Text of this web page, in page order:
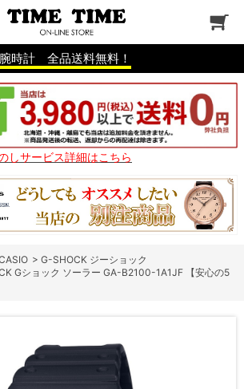
腕時計 全品送料無料！
しサービス詳細はこちら
> G-SHOCK ジーショック
Gショック ソーラー GA-B2100-1A1JF 【安心の5